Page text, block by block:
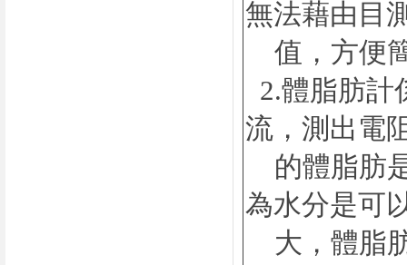
無法藉由目
值，方便
2.體脂肪計
流，測出電
的體脂肪
為水分是可
大，體脂